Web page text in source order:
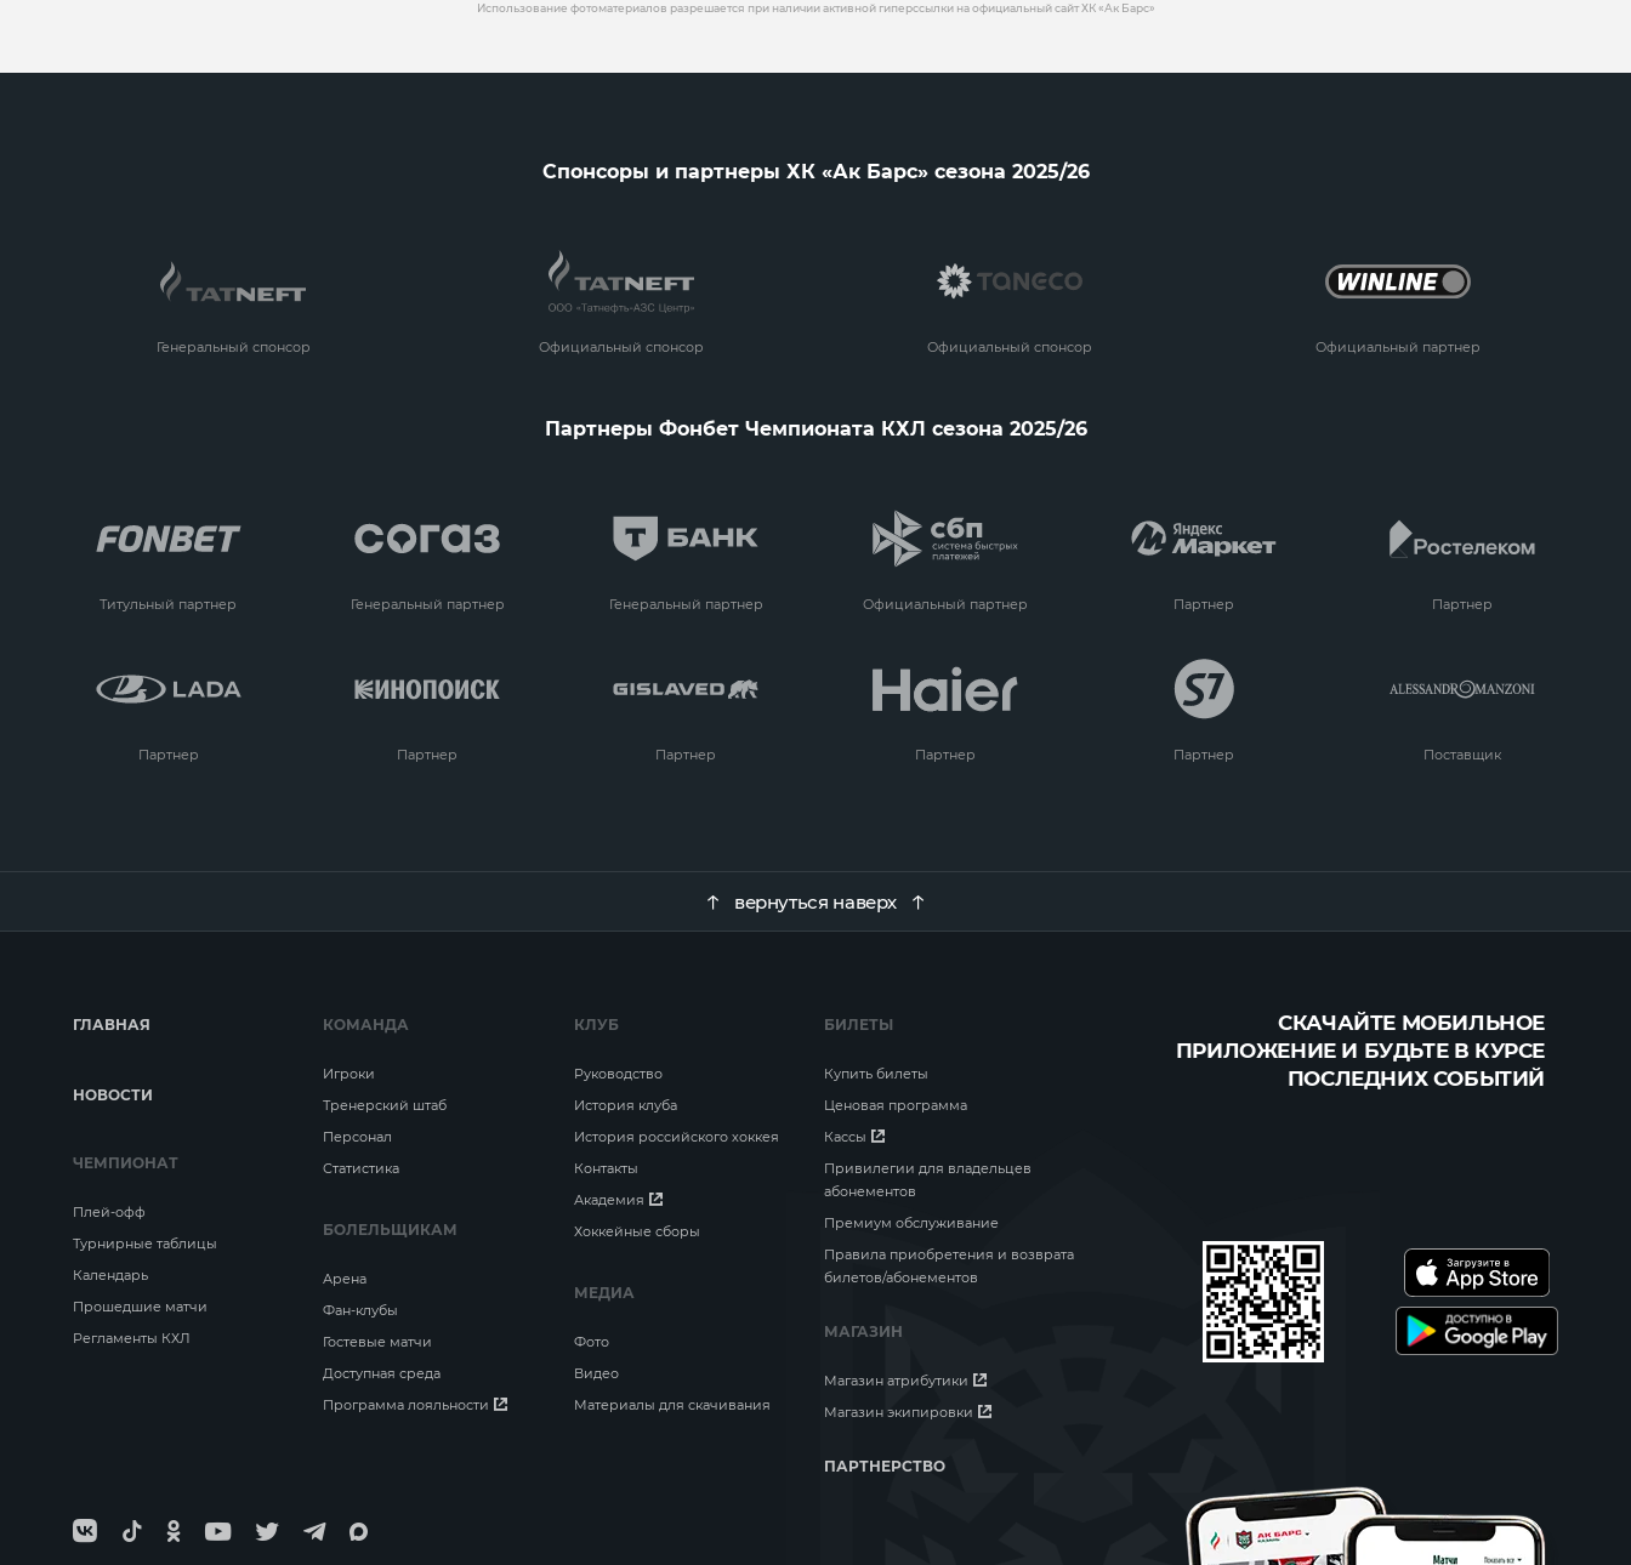
Использование фотоматериалов разрешается при наличии активной гиперссылки на официальный сайт ХК «Ак Барс»
Спонсоры и партнеры ХК «Ак Барс» сезона 2025/26
Генеральный спонсор Официальный спонсор Официальный спонсор Официальный партнер
Партнеры Фонбет Чемпионата КХЛ сезона 2025/26
Титульный партнер Генеральный партнер Генеральный партнер Официальный партнер Партнер Партнер
Партнер Партнер Партнер Партнер Партнер Поставщик
вернуться наверх
ГЛАВНАЯ
НОВОСТИ
ЧЕМПИОНАТ
Плей-офф
Турнирные таблицы
Календарь
Прошедшие матчи
Регламенты КХЛ
КОМАНДА
Игроки
Тренерский штаб
Персонал
Статистика
БОЛЕЛЬЩИКАМ
Арена
Фан-клубы
Гостевые матчи
Доступная среда
Программа лояльности
КЛУБ
Руководство
История клуба
История российского хоккея
Контакты
Академия
Хоккейные сборы
МЕДИА
Фото
Видео
Материалы для скачивания
БИЛЕТЫ
Купить билеты
Ценовая программа
Кассы
Привилегии для владельцев
абонементов
Премиум обслуживание
Правила приобретения и возврата
билетов/абонементов
МАГАЗИН
Магазин атрибутики
Магазин экипировки
ПАРТНЕРСТВО
СКАЧАЙТЕ МОБИЛЬНОЕ
ПРИЛОЖЕНИЕ И БУДЬТЕ В КУРСЕ
ПОСЛЕДНИХ СОБЫТИЙ